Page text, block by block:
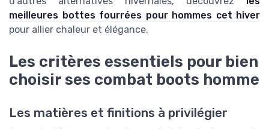
meilleures bottes fourrées pour hommes cet hiver
pour allier chaleur et élégance.
Les critères essentiels pour bien
choisir ses combat boots homme
Les matières et finitions à privilégier